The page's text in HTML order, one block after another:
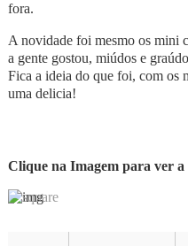
fora.
A novidade foi mesmo os mini
a gente gostou, miúdos e
Fica a ideia do que foi, com os
uma delicia!
Clique na Imagem para ver a